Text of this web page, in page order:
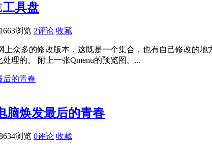
具盘
浏览 2评论 收藏
上众多的修改版本，这既是一个集合，也有自己修改的
理的。 附上一张Qmenu的预览图。...
脑焕发最后的青春
浏览 0评论 收藏